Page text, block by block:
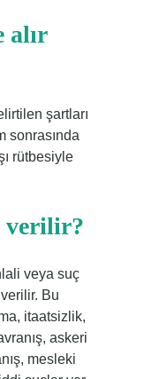
alır
şartları
sonrasında
rütbesiyle
verilir?
veya suç
Bu
itaatsizlik,
askeri
mesleki